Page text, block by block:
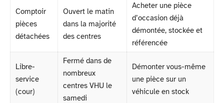
Comptoir
pièces
détachées
Ouvert le matin
dans la majorité
des centres
Acheter une pièce
d’occasion déjà
démontée, stockée et
référencée
Libre-
service
(cour)
Fermé dans de
nombreux
centres VHU le
samedi
Démonter vous-même
une pièce sur un
véhicule en stock